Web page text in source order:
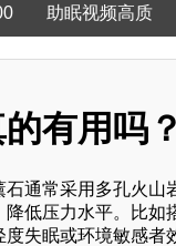
助眠视频高质
有用吗
通常采用多孔火
低压力水平。比
失眠或环境敏感